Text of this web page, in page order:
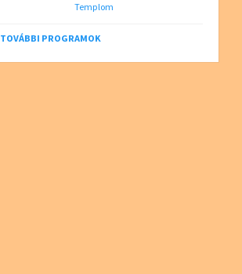
Templom
TOVÁBBI PROGRAMOK